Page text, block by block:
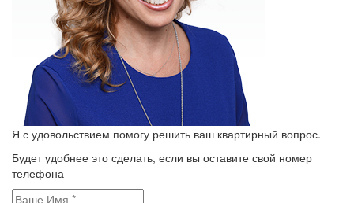
Я с удовольствием помогу решить ваш квартирный вопрос.
Будет удобнее это сделать, если вы оставите свой номер
телефона